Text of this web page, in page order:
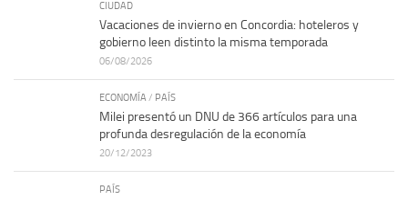
CIUDAD
Vacaciones de invierno en Concordia: hoteleros y
gobierno leen distinto la misma temporada
06/08/2026
ECONOMÍA / PAÍS
Milei presentó un DNU de 366 artículos para una
profunda desregulación de la economía
20/12/2023
PAÍS